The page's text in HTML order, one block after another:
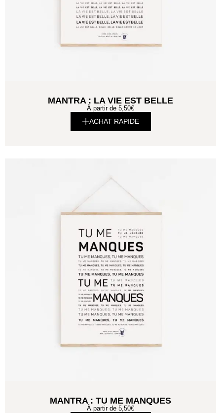
MANTRA : LA VIE EST BELLE
À partir de 5,50€
ACHAT RAPIDE
MANTRA : TU ME MANQUES
À partir de 5,50€